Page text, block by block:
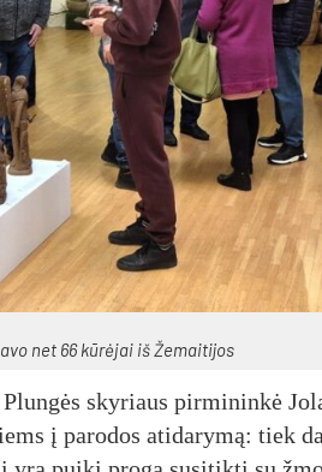
net 66 kū­rė­jai iš Že­mai­ti­jos
sky­riaus pir­mi­nin­kė
į pa­ro­dos ati­da­ry­mą: tiek